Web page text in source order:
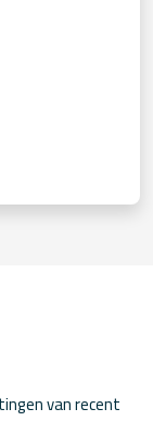
van recent